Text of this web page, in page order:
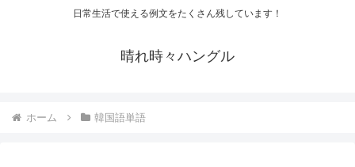
日常生活で使える例文をたくさん残しています！
晴れ時々ハングル
ホーム 韓国語単語